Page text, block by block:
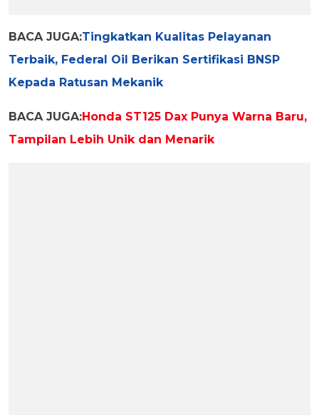
BACA JUGA:Tingkatkan Kualitas Pelayanan
Terbaik, Federal Oil Berikan Sertifikasi BNSP
Kepada Ratusan Mekanik
BACA JUGA:Honda ST125 Dax Punya Warna Baru,
Tampilan Lebih Unik dan Menarik